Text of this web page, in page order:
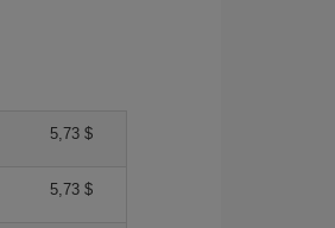
5,73 $
5,73 $